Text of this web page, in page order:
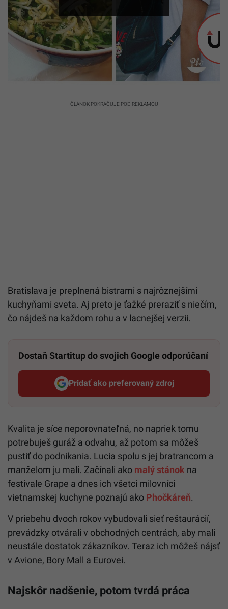
ČLÁNOK POKRAČUJE POD REKLAMOU
Bratislava je preplnená bistrami s najrôznejšími
kuchyňami sveta. Aj preto je ťažké preraziť s niečím,
čo nájdeš na každom rohu a v lacnejšej verzii.
Dostaň Startitup do svojich Google odporúčaní
Pridať ako preferovaný zdroj
Startitup, odkaz sa otvorí v
Kvalita je síce neporovnateľná, no napriek tomu
potrebuješ guráž a odvahu, až potom sa môžeš
pustiť do podnikania. Lucia spolu s jej bratrancom a
manželom ju mali. Začínali ako malý stánok na
festivale Grape a dnes ich všetci milovníci
vietnamskej kuchyne poznajú ako Phočkáreň.
V priebehu dvoch rokov vybudovali sieť reštaurácií,
prevádzky otvárali v obchodných centrách, aby mali
neustále dostatok zákazníkov. Teraz ich môžeš nájsť
v Avione, Bory Mall a Eurovei.
Najskôr nadšenie, potom tvrdá práca